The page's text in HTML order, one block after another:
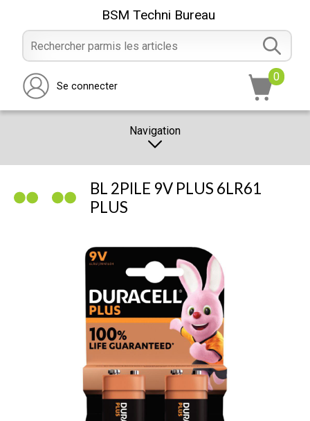
BSM Techni Bureau
Se connecter
0
Navigation
PROMOTION
NOUS CONTACTER
RÉALISATION
BL 2PILE 9V PLUS 6LR61
PLUS